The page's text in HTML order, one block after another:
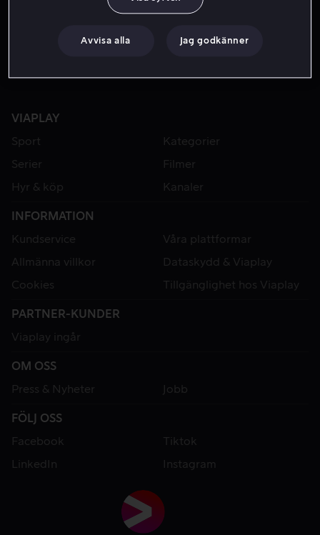
VIAPLAY
Sport
Kategorier
Serier
Filmer
Hyr & köp
Kanaler
INFORMATION
Kundservice
Våra plattformar
Allmänna villkor
Dataskydd & Viaplay
Cookies
Tillgänglighet hos Viaplay
PARTNER-KUNDER
Viaplay ingår
OM OSS
Press & Nyheter
Jobb
FÖLJ OSS
Facebook
Tiktok
LinkedIn
Instagram
Avvisa alla Jag godkänner